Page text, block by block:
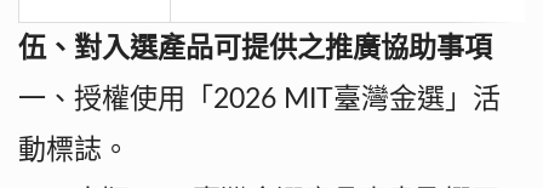
伍、對入選產品可提供之推廣協助事項
一、授權使用「2026 MIT臺灣金選」活
動標誌。